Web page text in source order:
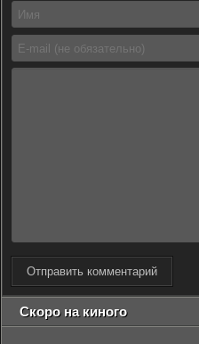
Отправить комментарий
Скоро на киного